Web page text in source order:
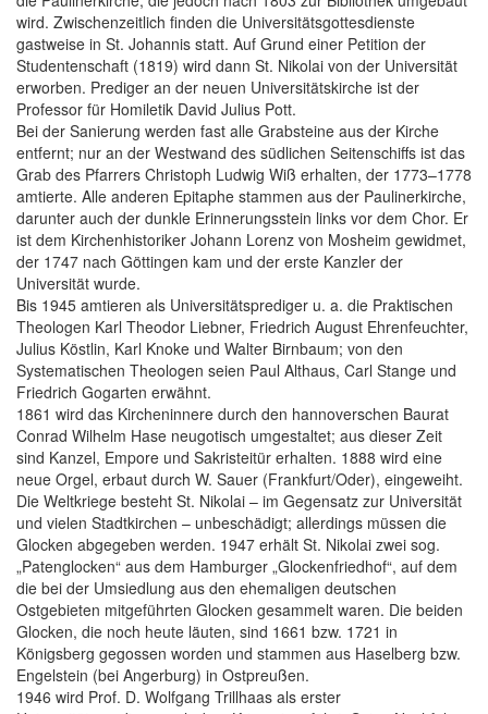
wird. Zwischenzeitlich finden die Universitätsgottesdienste
gastweise in St. Johannis statt. Auf Grund einer Petition der
Studentenschaft (1819) wird dann St. Nikolai von der Universität
erworben. Prediger an der neuen Universitätskirche ist der
Professor für Homiletik David Julius Pott.
Bei der Sanierung werden fast alle Grabsteine aus der Kirche
entfernt; nur an der Westwand des südlichen Seitenschiffs ist das
Grab des Pfarrers Christoph Ludwig Wiß erhalten, der 1773–1778
amtierte. Alle anderen Epitaphe stammen aus der Paulinerkirche,
darunter auch der dunkle Erinnerungsstein links vor dem Chor. Er
ist dem Kirchenhistoriker Johann Lorenz von Mosheim gewidmet,
der 1747 nach Göttingen kam und der erste Kanzler der
Universität wurde.
Bis 1945 amtieren als Universitätsprediger u. a. die Praktischen
Theologen Karl Theodor Liebner, Friedrich August Ehrenfeuchter,
Julius Köstlin, Karl Knoke und Walter Birnbaum; von den
Systematischen Theologen seien Paul Althaus, Carl Stange und
Friedrich Gogarten erwähnt.
1861 wird das Kircheninnere durch den hannoverschen Baurat
Conrad Wilhelm Hase neugotisch umgestaltet; aus dieser Zeit
sind Kanzel, Empore und Sakristeitür erhalten. 1888 wird eine
neue Orgel, erbaut durch W. Sauer (Frankfurt/Oder), eingeweiht.
Die Weltkriege besteht St. Nikolai – im Gegensatz zur Universität
und vielen Stadtkirchen – unbeschädigt; allerdings müssen die
Glocken abgegeben werden. 1947 erhält St. Nikolai zwei sog.
„Patenglocken“ aus dem Hamburger „Glockenfriedhof“, auf dem
die bei der Umsiedlung aus den ehemaligen deutschen
Ostgebieten mitgeführten Glocken gesammelt waren. Die beiden
Glocken, die noch heute läuten, sind 1661 bzw. 1721 in
Königsberg gegossen worden und stammen aus Haselberg bzw.
Engelstein (bei Angerburg) in Ostpreußen.
1946 wird Prof. D. Wolfgang Trillhaas als erster